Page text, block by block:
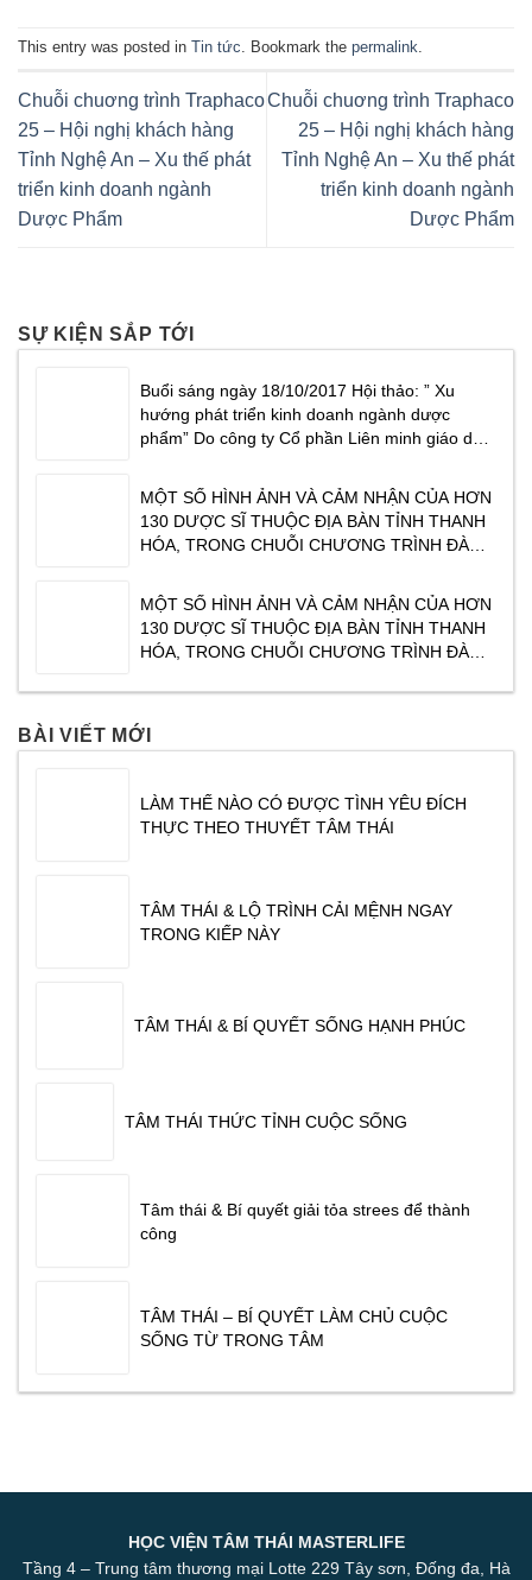
This entry was posted in Tin tức. Bookmark the permalink.
Chuỗi chuơng trình Traphaco
25 – Hội nghị khách hàng
Tỉnh Nghệ An – Xu thế phát
triển kinh doanh ngành
Dược Phẩm
Chuỗi chuơng trình Traphaco
25 – Hội nghị khách hàng
Tỉnh Nghệ An – Xu thế phát
triển kinh doanh ngành
Dược Phẩm
SỰ KIỆN SẮP TỚI
Buổi sáng ngày 18/10/2017 Hội thảo: ” Xu
hướng phát triển kinh doanh ngành dược
phẩm” Do công ty Cổ phần Liên minh giáo dục
dược phẩm Traphaco tổ chức tại Khách sạn
CenDelux Hotel Thành phố Tuy Hoà Tỉnh Phú
Yên. Tạ
MỘT SỐ HÌNH ẢNH VÀ CẢM NHẬN CỦA HƠN
130 DƯỢC SĨ THUỘC ĐỊA BÀN TỈNH THANH
HÓA, TRONG CHUỖI CHƯƠNG TRÌNH ĐÀO
DOANH NGÀNH DƯỢC PHẨM NĂM 2017″ DO
CHUYÊN GIA TÂM THÁI ĐỖ VĂN DŨNG CHIA
SẺ. CHƯƠNG TRÌNH ĐƯỢC TỔ CHỨC VÀO
SÁNG NGÀY
MỘT SỐ HÌNH ẢNH VÀ CẢM NHẬN CỦA HƠN
130 DƯỢC SĨ THUỘC ĐỊA BÀN TỈNH THANH
HÓA, TRONG CHUỖI CHƯƠNG TRÌNH ĐÀO
DOANH NGÀNH DƯỢC PHẨM NĂM 2017″ DO
SẺ. CHƯƠNG TRÌNH ĐƯỢC TỔ CHỨC VÀO
BÀI VIẾT MỚI
LÀM THẾ NÀO CÓ ĐƯỢC TÌNH YÊU ĐÍCH
THỰC THEO THUYẾT TÂM THÁI
TÂM THÁI & LỘ TRÌNH CẢI MỆNH NGAY
TRONG KIẾP NÀY
TÂM THÁI & BÍ QUYẾT SỐNG HẠNH PHÚC
TÂM THÁI THỨC TỈNH CUỘC SỐNG
Tâm thái & Bí quyết giải tỏa strees để thành
công
TÂM THÁI – BÍ QUYẾT LÀM CHỦ CUỘC
SỐNG TỪ TRONG TÂM
HỌC VIỆN TÂM THÁI MASTERLIFE
Tầng 4 – Trung tâm thương mại Lotte 229 Tây sơn, Đống đa, Hà